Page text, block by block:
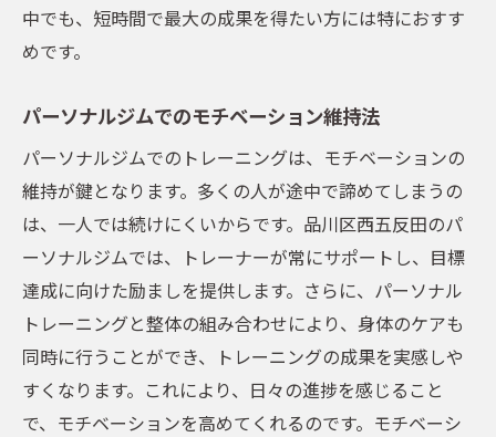
中でも、短時間で最大の成果を得たい方には特におすす
めです。
パーソナルジムでのモチベーション維持法
パーソナルジムでのトレーニングは、モチベーションの
維持が鍵となります。多くの人が途中で諦めてしまうの
は、一人では続けにくいからです。品川区西五反田のパ
ーソナルジムでは、トレーナーが常にサポートし、目標
達成に向けた励ましを提供します。さらに、パーソナル
トレーニングと整体の組み合わせにより、身体のケアも
同時に行うことができ、トレーニングの成果を実感しや
すくなります。これにより、日々の進捗を感じること
で、モチベーションを高めてくれるのです。モチベーシ